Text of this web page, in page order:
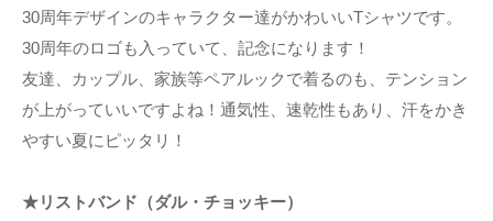
30周年デザインのキャラクター達がかわいいTシャツです。
30周年のロゴも入っていて、記念になります！
友達、カップル、家族等ペアルックで着るのも、テンション
が上がっていいですよね！通気性、速乾性もあり、汗をかき
やすい夏にピッタリ！
★リストバンド（ダル・チョッキー）